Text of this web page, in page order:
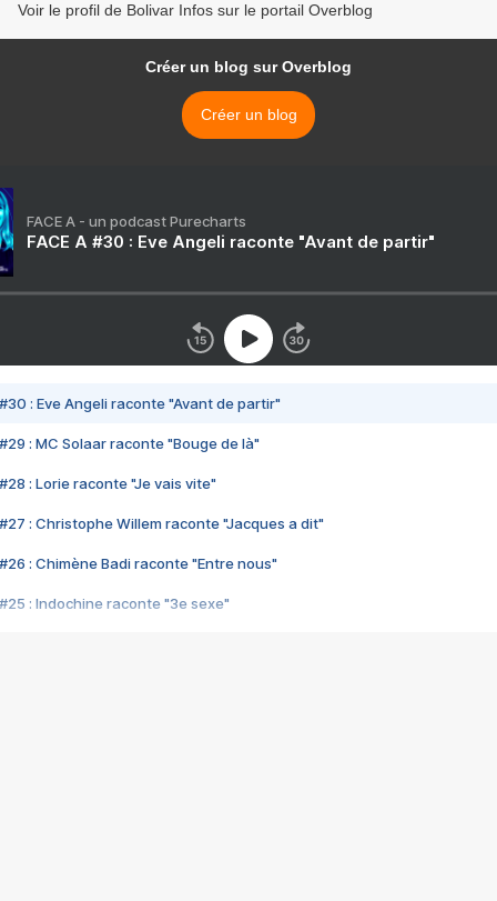
Voir le profil de Bolivar Infos sur le portail Overblog
Créer un blog sur Overblog
Créer un blog
FACE A - un podcast Purecharts
FACE A #30 : Eve Angeli raconte "Avant de partir"
#30 : Eve Angeli raconte "Avant de partir"
#29 : MC Solaar raconte "Bouge de là"
#28 : Lorie raconte "Je vais vite"
#27 : Christophe Willem raconte "Jacques a dit"
#26 : Chimène Badi raconte "Entre nous"
#25 : Indochine raconte "3e sexe"